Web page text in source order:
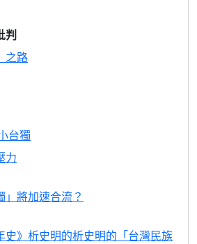
判
之路
台獨
力
」將加速合流？
史》析史明的析史明的「台灣民族